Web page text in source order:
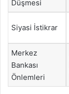
Düşmesi
Siyasi İstikrar
Merkez
Bankası
Önlemleri